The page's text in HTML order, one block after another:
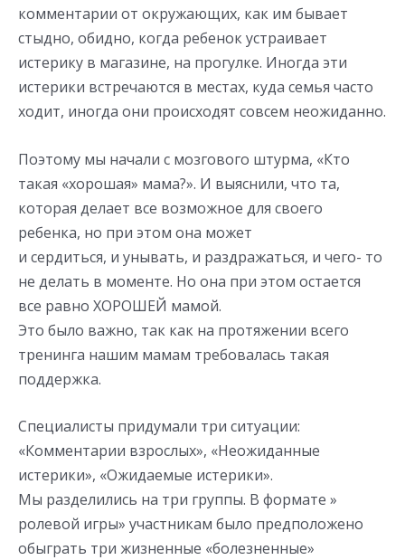
комментарии от окружающих, как им бывает
стыдно, обидно, когда ребенок устраивает
истерику в магазине, на прогулке. Иногда эти
истерики встречаются в местах, куда семья часто
ходит, иногда они происходят совсем неожиданно.
Поэтому мы начали с мозгового штурма, «Кто
такая «хорошая» мама?». И выяснили, что та,
которая делает все возможное для своего
ребенка, но при этом она может
и сердиться, и унывать, и раздражаться, и чего- то
не делать в моменте. Но она при этом остается
все равно ХОРОШЕЙ мамой.
Это было важно, так как на протяжении всего
тренинга нашим мамам требовалась такая
поддержка.
Специалисты придумали три ситуации:
«Комментарии взрослых», «Неожиданные
истерики», «Ожидаемые истерики».
Мы разделились на три группы. В формате »
ролевой игры» участникам было предположено
обыграть три жизненные «болезненные»